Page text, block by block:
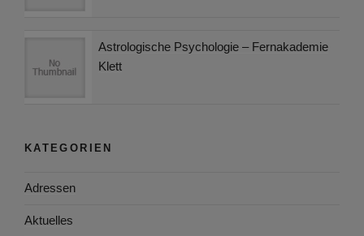
Astrologische Psychologie – Fernakademie
Klett
KATEGORIEN
Adressen
Aktuelles